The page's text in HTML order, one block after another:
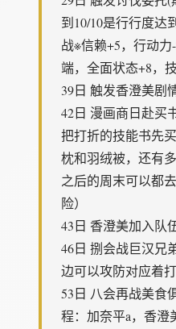
到10/10是行行度达
战※信赖+5，行动
端，全面状态+8，
39日 触发香澄美剧
42日 漫画商日赴买
把打折的技能书先
枕和羽绒被，还有
之后的周末可以都
险）
43日 香澄美加入队
46日 捌会战巨汉兄
边可以攻防对应着打
53日 八会再战美食
程：加奈平a，香澄